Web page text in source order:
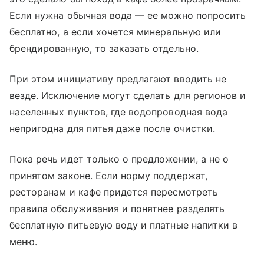
Если нужна обычная вода — ее можно попросить
бесплатно, а если хочется минеральную или
брендированную, то заказать отдельно.
При этом инициативу предлагают вводить не
везде. Исключение могут сделать для регионов и
населенных пунктов, где водопроводная вода
непригодна для питья даже после очистки.
Пока речь идет только о предложении, а не о
принятом законе. Если норму поддержат,
ресторанам и кафе придется пересмотреть
правила обслуживания и понятнее разделять
бесплатную питьевую воду и платные напитки в
меню.